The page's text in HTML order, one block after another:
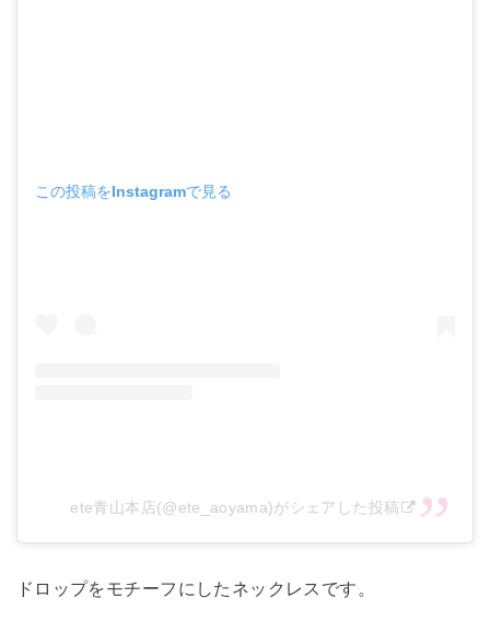
この投稿をInstagramで見る
ete青山本店(@ete_aoyama)がシェアした投稿
ドロップをモチーフにしたネックレスです。